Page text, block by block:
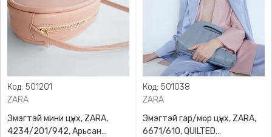
Код: 501201
ZARA
Эмэгтэй мини цүнх, ZARA,
4234/201/942, Арьсан
Код: 501038
ZARA
Эмэгтэй гар/мөр цүнх, ZARA,
6671/610, QUILTED